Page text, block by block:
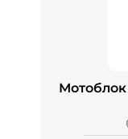
Мотоблок